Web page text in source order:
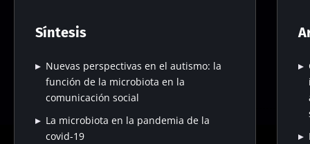
Síntesis
Nuevas perspectivas en el autismo: la
función de la microbiota en la
comunicación social
La microbiota en la pandemia de la
covid-19